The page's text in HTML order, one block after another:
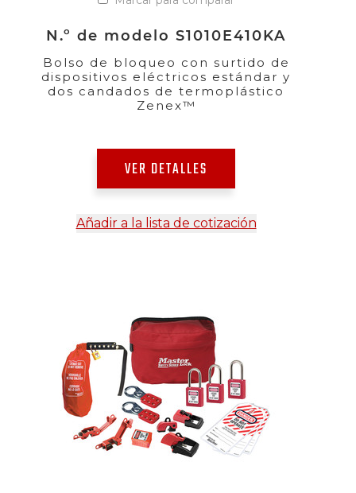
N.º de modelo S1010E410KA
Bolso de bloqueo con surtido de
dispositivos eléctricos estándar y
dos candados de termoplástico
Zenex™
VER DETALLES
Añadir a la lista de cotización